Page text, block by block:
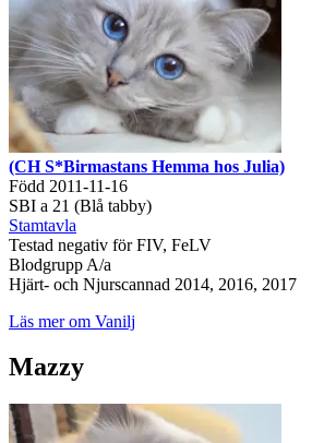
(CH S*Birmastans Hemma hos Julia)
Född 2011-11-16
SBI a 21 (Blå tabby)
Stamtavla
Testad negativ för FIV, FeLV
Blodgrupp A/a
Hjärt- och Njurscannad 2014, 2016, 2017
Läs mer om Vanilj
Mazzy